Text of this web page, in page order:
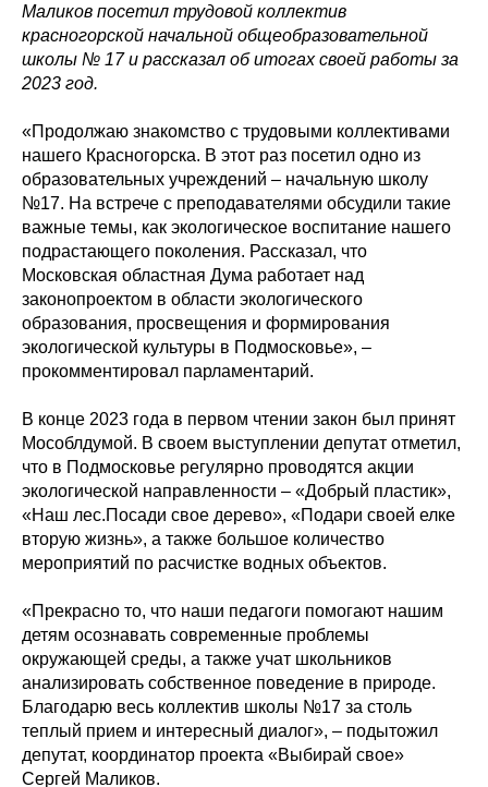
Маликов посетил трудовой коллектив
красногорской начальной общеобразовательной
школы № 17 и рассказал об итогах своей работы за
2023 год.
«Продолжаю знакомство с трудовыми коллективами
нашего Красногорска. В этот раз посетил одно из
образовательных учреждений – начальную школу
№17. На встрече с преподавателями обсудили такие
важные темы, как экологическое воспитание нашего
подрастающего поколения. Рассказал, что
Московская областная Дума работает над
законопроектом в области экологического
образования, просвещения и формирования
экологической культуры в Подмосковье», –
прокомментировал парламентарий.
В конце 2023 года в первом чтении закон был принят
Мособлдумой. В своем выступлении депутат отметил,
что в Подмосковье регулярно проводятся акции
экологической направленности – «Добрый пластик»,
«Наш лес.Посади свое дерево», «Подари своей елке
вторую жизнь», а также большое количество
мероприятий по расчистке водных объектов.
«Прекрасно то, что наши педагоги помогают нашим
детям осознавать современные проблемы
окружающей среды, а также учат школьников
анализировать собственное поведение в природе.
Благодарю весь коллектив школы №17 за столь
теплый прием и интересный диалог», – подытожил
депутат, координатор проекта «Выбирай свое»
Сергей Маликов.